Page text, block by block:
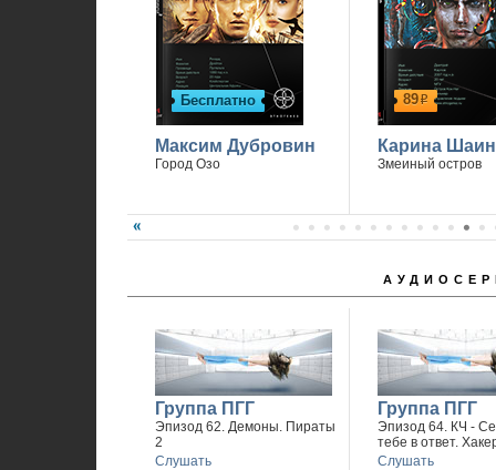
Бесплатно
Максим Дубровин
Город Озо
89р
Карина
Змеиный остров
Группа ПГГ
Эпизод 62. Демоны. Пираты
2
Слушать
Группа ПГГ
Эпизод 64. КЧ -
тебе в ответ.
Слушать